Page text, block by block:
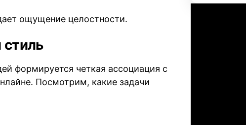
ощущение целостности.
формируется четкая ассоциация с
Посмотрим, какие задачи